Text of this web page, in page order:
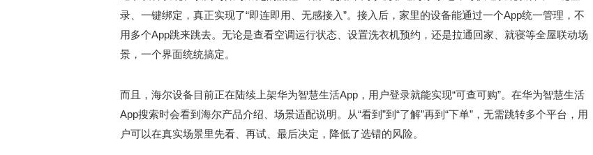
录、一键绑定，真正实现了“即连即用、无感接入”。接入后，家里的设备能通过一个App统一管理，不
用多个App跳来跳去。无论是查看空调运行状态、设置洗衣机预约，还是拉通回家、就寝等全屋联动场
景，一个界面统统搞定。
而且，海尔设备目前正在陆续上架华为智慧生活App，用户登录就能实现“可查可购”。在华为智慧生活
App搜索时会看到海尔产品介绍、场景适配说明。从“看到”到“了解”再到“下单”，无需跳转多个平台，用
户可以在真实场景里先看、再试、最后决定，降低了选错的风险。